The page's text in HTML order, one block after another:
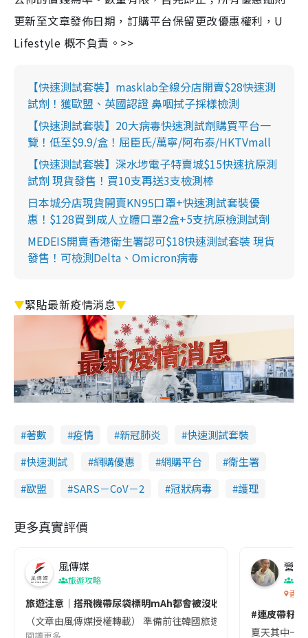
更新至文章發佈日期，訂購平台保留更改優惠權利，U
Lifestyle 概不負責。>>
【快速測試套裝】masklab全線分店開賣$28快速測
試劑！獲歐盟、英國認證 鼻咽拭子採樣檢測
【快速測試套裝】20大病毒快速測試劑購買平台一
覽！低至$9.9/盒！屈臣氏/萬寧/阿布泰/HKTVmall
【快速測試套裝】深水埗電子特賣城$15快速抗原測
試劑 現貨發售！買10支再送3支檢測棒
日本城分店現貨開賣KN95口罩+快速測試套裝優
惠！$128買到成人立體口罩2盒+5支抗原檢測試劑
MEDEIS開賣香港衛生署認可$18快速測試套裝 現貨
發售！可檢測Delta、Omicron病毒
▼緊貼最新疫情消息▼
著數 疫情 新冠肺炎
快速測試套裝
快速測試
網購優惠 網購平台
衞生署
歐盟
SARS－CoV－2 冠狀病毒 護理
更多真實評價
風傳媒
旅遊攻略
旅遊注意｜搭飛機帶尿袋標明mAh都會被沒收😱出發前切記檢查
（文章由風傳媒授權轉載） 準備前往韓國旅遊的民眾，近期要
營養
香港
#連皮帶籽
夏天其中一